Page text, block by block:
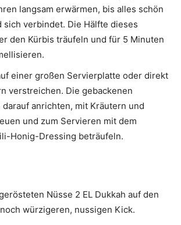
langsam erwärmen, bis alles schön
sich verbindet. Die Hälfte dieses
den Kürbis träufeln und für 5 Minuten
einer großen Servierplatte oder direkt
verstreichen. Die gebackenen
darauf anrichten, mit Kräutern und
und zum Servieren mit dem
Honig-Dressing beträufeln.
Nüsse 2 EL Dukkah auf den
würzigeren, nussigen Kick.